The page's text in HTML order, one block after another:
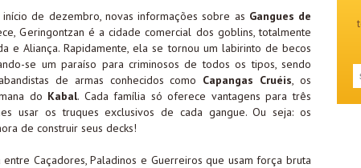
de dezembro, novas informações sobre as Gangues de
Geringontzan é a cidade comercial dos goblins, totalmente
e Aliança. Rapidamente, ela se tornou um labirinto de becos
se um paraíso para criminosos de todos os tipos, sendo
de armas conhecidos como Capangas Cruéis, os
do Kabal. Cada família só oferece vantagens para três
usar os truques exclusivos de cada gangue. Ou seja: os
de construir seus decks!
entre Caçadores, Paladinos e Guerreiros que usam força bruta